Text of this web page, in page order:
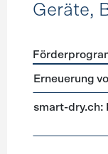
Geräte,
Erneuerung
smart-dry.ch: